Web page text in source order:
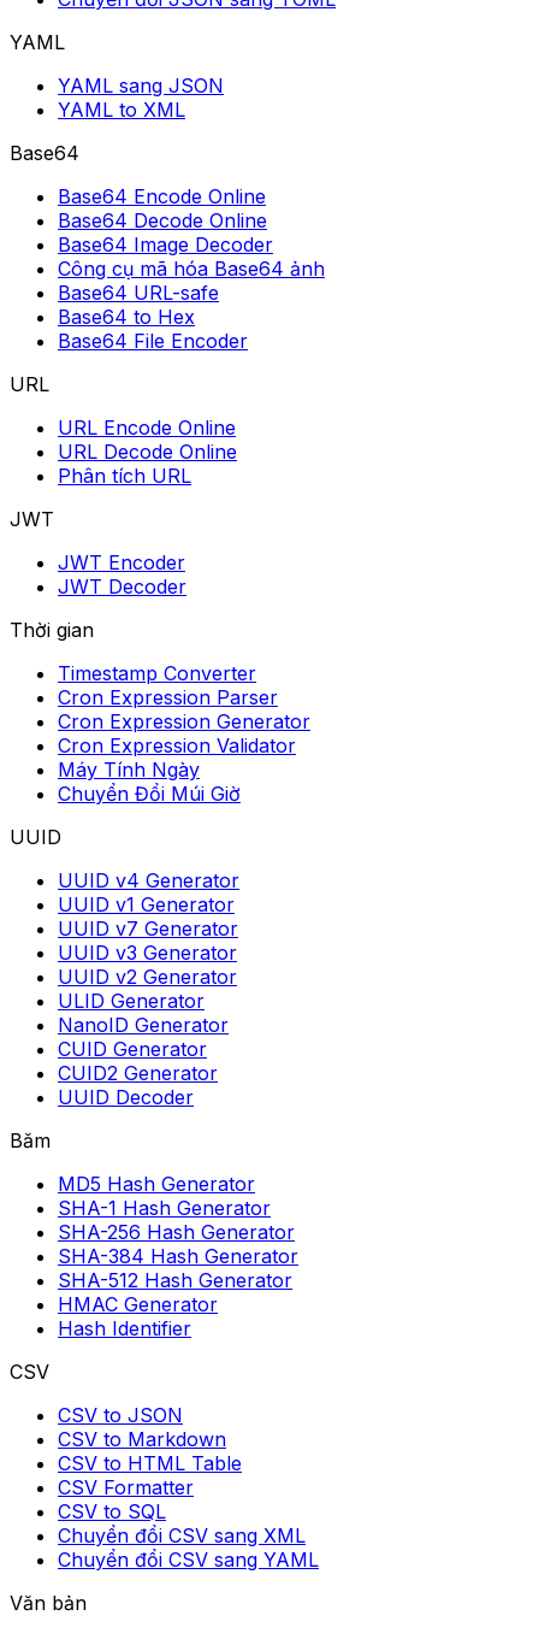
YAML
YAML sang JSON
YAML to XML
Base64
Base64 Encode Online
Base64 Decode Online
Base64 Image Decoder
Công cụ mã hóa Base64 ảnh
Base64 URL-safe
Base64 to Hex
Base64 File Encoder
URL
URL Encode Online
URL Decode Online
Phân tích URL
JWT
JWT Encoder
JWT Decoder
Thời gian
Timestamp Converter
Cron Expression Parser
Cron Expression Generator
Cron Expression Validator
Máy Tính Ngày
Chuyển Đổi Múi Giờ
UUID
UUID v4 Generator
UUID v1 Generator
UUID v7 Generator
UUID v3 Generator
UUID v2 Generator
ULID Generator
NanoID Generator
CUID Generator
CUID2 Generator
UUID Decoder
Băm
MD5 Hash Generator
SHA-1 Hash Generator
SHA-256 Hash Generator
SHA-384 Hash Generator
SHA-512 Hash Generator
HMAC Generator
Hash Identifier
CSV
CSV to JSON
CSV to Markdown
CSV to HTML Table
CSV Formatter
CSV to SQL
Chuyển đổi CSV sang XML
Chuyển đổi CSV sang YAML
Văn bản